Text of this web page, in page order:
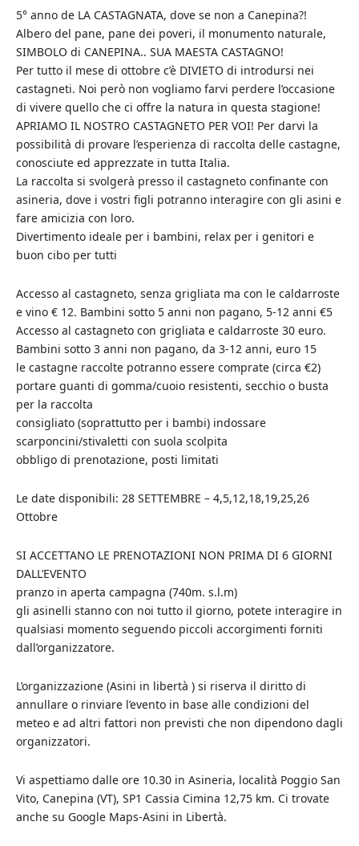
5° anno de LA CASTAGNATA, dove se non a Canepina?!
Albero del pane, pane dei poveri, il monumento naturale,
SIMBOLO di CANEPINA.. SUA MAESTA CASTAGNO!
Per tutto il mese di ottobre c’è DIVIETO di introdursi nei
castagneti. Noi però non vogliamo farvi perdere l’occasione
di vivere quello che ci offre la natura in questa stagione!
APRIAMO IL NOSTRO CASTAGNETO PER VOI! Per darvi la
possibilità di provare l’esperienza di raccolta delle castagne,
conosciute ed apprezzate in tutta Italia.
La raccolta si svolgerà presso il castagneto confinante con
asineria, dove i vostri figli potranno interagire con gli asini e
fare amicizia con loro.
Divertimento ideale per i bambini, relax per i genitori e
buon cibo per tutti
Accesso al castagneto, senza grigliata ma con le caldarroste
e vino € 12. Bambini sotto 5 anni non pagano, 5-12 anni €5
Accesso al castagneto con grigliata e caldarroste 30 euro.
Bambini sotto 3 anni non pagano, da 3-12 anni, euro 15
le castagne raccolte potranno essere comprate (circa €2)
portare guanti di gomma/cuoio resistenti, secchio o busta
per la raccolta
consigliato (soprattutto per i bambi) indossare
scarponcini/stivaletti con suola scolpita
obbligo di prenotazione, posti limitati
Le date disponibili: 28 SETTEMBRE – 4,5,12,18,19,25,26
Ottobre
SI ACCETTANO LE PRENOTAZIONI NON PRIMA DI 6 GIORNI
DALL’EVENTO
pranzo in aperta campagna (740m. s.l.m)
gli asinelli stanno con noi tutto il giorno, potete interagire in
qualsiasi momento seguendo piccoli accorgimenti forniti
dall’organizzatore.
L’organizzazione (Asini in libertà ) si riserva il diritto di
annullare o rinviare l’evento in base alle condizioni del
meteo e ad altri fattori non previsti che non dipendono dagli
organizzatori.
Vi aspettiamo dalle ore 10.30 in Asineria, località Poggio San
Vito, Canepina (VT), SP1 Cassia Cimina 12,75 km. Ci trovate
anche su Google Maps-Asini in Libertà.